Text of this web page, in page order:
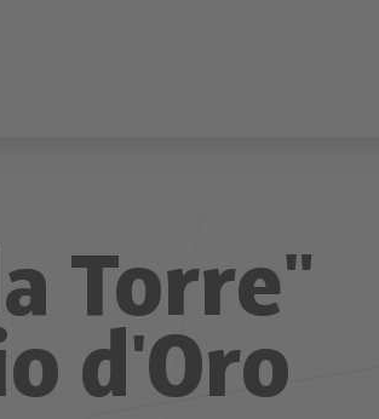
Torre"
d'Oro